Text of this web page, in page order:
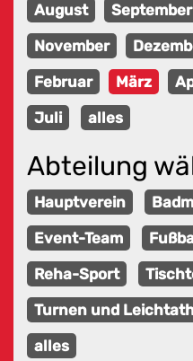
August September
November
Februar
März
Juli
alles
Abteilung
Hauptverein
Event-Team
Reha-Sport
Turnen und
alles